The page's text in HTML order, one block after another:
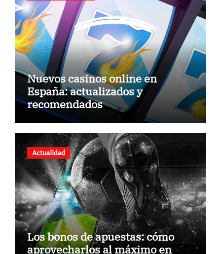
Nuevos casinos online en
España: actualizados y
recomendados
Actualidad
Los bonos de apuestas: cómo
aprovecharlos al máximo en